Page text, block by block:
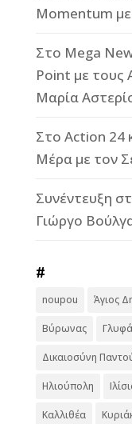
Momentum
Στο Mega
Point με
Μαρία
Στο Action 24
Μέρα με τον
Συνέντευξη
Γιώργο
#
noupou Άγιος
Βύρωνας
Δικαιοσύνη
Ηλιούπολη
Καλλιθέα